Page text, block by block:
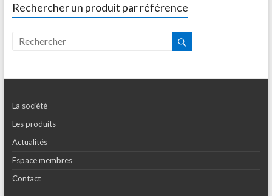
Rechercher un produit par référence
La société
Les produits
Actualités
Espace membres
Contact